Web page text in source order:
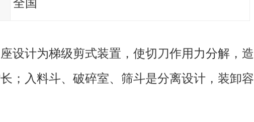
全国
设计为梯级剪式装置，使切刀作用力分解，造
；入料斗、破碎室、筛斗是分离设计，装卸容